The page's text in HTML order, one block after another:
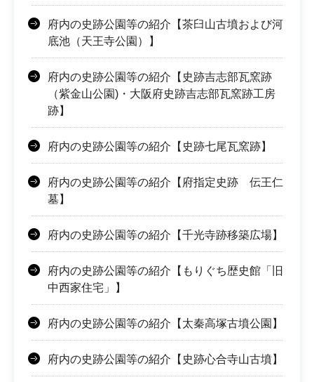
府内の史跡公園等の紹介【茶臼山古墳および河
底池（天王寺公園）】
府内の史跡公園等の紹介【史跡吉志部瓦窯跡
（紫金山公園)・大阪府史跡吉志部瓦窯跡工房
跡】
府内の史跡公園等の紹介【史跡七尾瓦窯跡】
府内の史跡公園等の紹介【府指定史跡 伝王仁
墓】
府内の史跡公園等の紹介【千光寺跡移築広場】
府内の史跡公園等の紹介【もりぐち歴史館「旧
中西家住宅」】
府内の史跡公園等の紹介【太秦高塚古墳公園】
府内の史跡公園等の紹介【史跡心合寺山古墳】